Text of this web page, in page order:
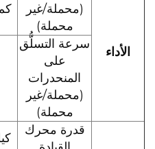
الأداء
(محملة/غير
محملة)
سرعة التسلُّق
على
المنحدرات
(محملة/غير
محملة)
قدرة محرك